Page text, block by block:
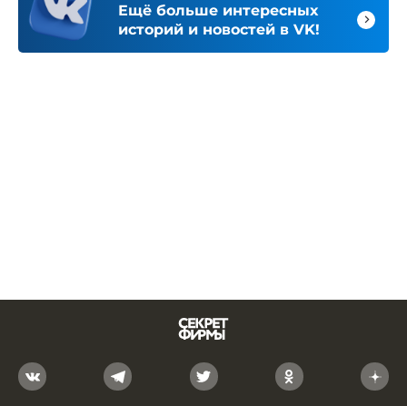
Ещё больше интересных
историй и новостей в VK!